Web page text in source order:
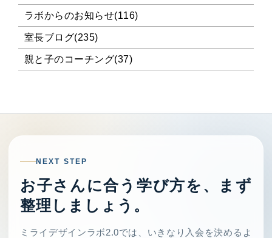
ラボからのお知らせ(116)
室長ブログ(235)
親と子のコーチング(37)
NEXT STEP
お子さんに合う学び方を、まず
整理しましょう。
ミライデザインラボ2.0では、いきなり入会を決めるよ